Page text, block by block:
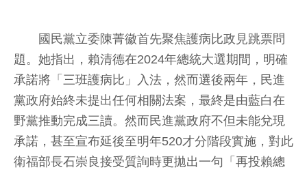
國民黨立委陳菁徽首先聚焦護病比政見跳票問
題。她指出，賴清德在2024年總統大選期間，明確
承諾將「三班護病比」入法，然而選後兩年，民進
黨政府始終未提出任何相關法案，最終是由藍白在
野黨推動完成三讀。然而民進黨政府不但未能兌現
承諾，甚至宣布延後至明年520才分階段實施，對此
衛福部長石崇良接受質詢時更拋出一句「再投賴總